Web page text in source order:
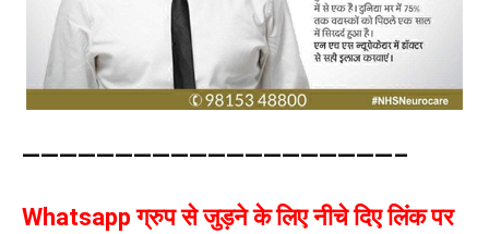
————————————————————–
Whatsapp ग्रुप से जुड़ने के लिए नीचे दिए लिंक पर